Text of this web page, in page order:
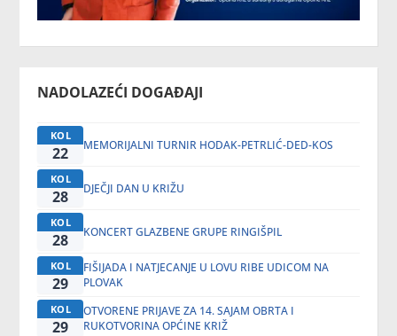
NADOLAZEĆI DOGAĐAJI
KOL
22 MEMORIJALNI TURNIR HODAK-PETRLIĆ-DED-KOS
KOL
28 DJEČJI DAN U KRIŽU
KOL
28 KONCERT GLAZBENE GRUPE RINGIŠPIL
KOL
29
FIŠIJADA I NATJECANJE U LOVU RIBE UDICOM NA
PLOVAK
KOL
29
OTVORENE PRIJAVE ZA 14. SAJAM OBRTA I
RUKOTVORINA OPĆINE KRIŽ